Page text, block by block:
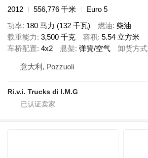
2012
556,776 千米
Euro 5
功率 180 马力 (132 千瓦) 燃油 柴油
载重能力 3,500 千克 容积 5.54 立方米
车桥配置 4x2 悬架 弹簧/空气 卸货方式
意大利, Pozzuoli
Ri.v.i. Trucks di I.M.G